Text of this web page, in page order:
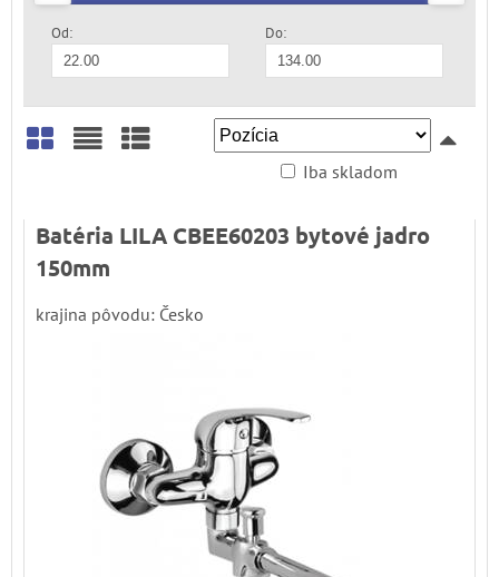
Od: Do:
Iba skladom
Batéria LILA CBEE60203 bytové jadro
150mm
krajina pôvodu: Česko